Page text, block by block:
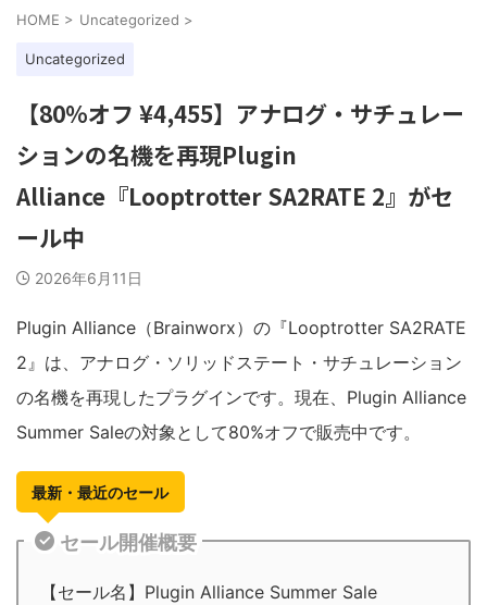
HOME > Uncategorized >
Uncategorized
【80%オフ ¥4,455】アナログ・サチュレー
ションの名機を再現Plugin
Alliance『Looptrotter SA2RATE 2』がセ
ール中
2026年6月11日
Plugin Alliance（Brainworx）の『Looptrotter SA2RATE
2』は、アナログ・ソリッドステート・サチュレーション
の名機を再現したプラグインです。現在、Plugin Alliance
Summer Saleの対象として80%オフで販売中です。
最新・最近のセール
セール開催概要
【セール名】Plugin Alliance Summer Sale